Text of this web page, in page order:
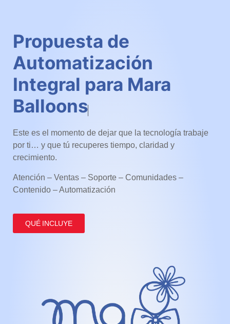
Propuesta de
Automatización
Integral para Mara
Balloons
Este es el momento de dejar que la tecnología trabaje
por ti… y que tú recuperes tiempo, claridad y
crecimiento.
Atención – Ventas – Soporte – Comunidades –
Contenido – Automatización
QUÉ INCLUYE